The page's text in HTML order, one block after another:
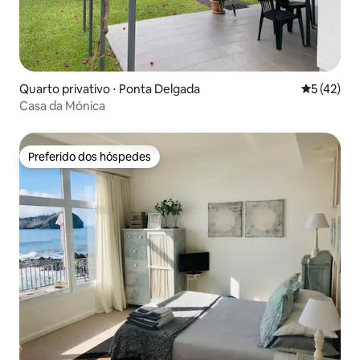
Quarto privativo ⋅ Ponta Delgada 5 de uma
5 (42)
Casa da Mónica
Preferido dos hóspedes
Preferido dos hóspedes